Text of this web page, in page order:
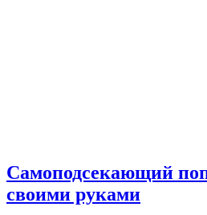
Самоподсекающий
своими руками